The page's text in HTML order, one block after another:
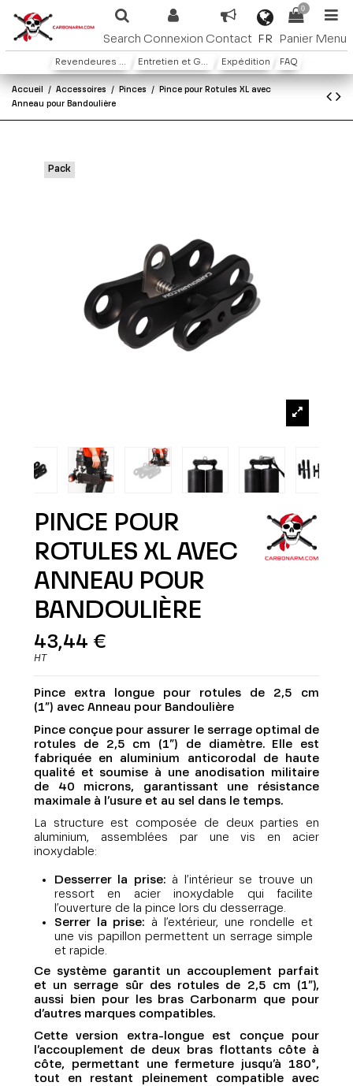
Search Connexion Contact FR
0
Panier Menu
Revendeures ou distributeures Entretien et Garantie Expédition FAQ
Accueil Accessoires Pinces
Pince pour Rotules XL avec
Anneau pour Bandoulière
Pack
PINCE POUR
ROTULES XL AVEC
ANNEAU POUR
BANDOULIÈRE
43,44 €
HT
Pince extra longue pour rotules de 2,5 cm
(1”) avec Anneau pour Bandoulière
Pince conçue pour assurer le serrage optimal de
rotules de 2,5 cm (1”) de diamètre. Elle est
fabriquée en aluminium anticorodal de haute
qualité et soumise à une anodisation militaire
de 40 microns, garantissant une résistance
maximale à l’usure et au sel dans le temps.
La structure est composée de deux parties en
aluminium, assemblées par une vis en acier
inoxydable:
Desserrer la prise: à l’intérieur se trouve un
ressort en acier inoxydable qui facilite
l’ouverture de la pince lors du desserrage.
Serrer la prise: à l’extérieur, une rondelle et
une vis papillon permettent un serrage simple
et rapide.
Ce système garantit un accouplement parfait
et un serrage sûr des rotules de 2,5 cm (1”),
aussi bien pour les bras Carbonarm que pour
d’autres marques compatibles.
Cette version extra-longue est conçue pour
l’accouplement de deux bras flottants côte à
côte, permettant une fermeture jusqu’à 180°,
tout en restant pleinement compatible avec